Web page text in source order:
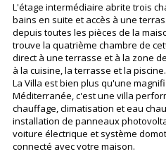
L'étage intermédiaire abrite trois
bains en suite et accès à une
depuis toutes les pièces de la
trouve la quatrième chambre de
direct à une terrasse et à la zone
à la cuisine, la terrasse et la piscine.
La Villa est bien plus qu'une
Méditerranée, c'est une villa
chauffage, climatisation et eau
installation de panneaux
voiture électrique et système
connecté avec votre maison.